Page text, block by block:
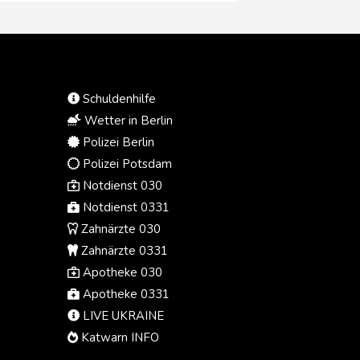
Schuldenhilfe
Wetter in Berlin
Polizei Berlin
Polizei Potsdam
Notdienst 030
Notdienst 0331
Zahnärzte 030
Zahnärzte 0331
Apotheke 030
Apotheke 0331
LIVE UKRAINE
Katwarn INFO